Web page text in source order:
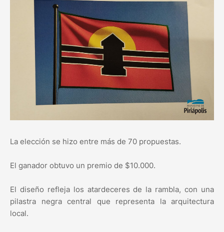
La elección se hizo entre más de 70 propuestas.
El ganador obtuvo un premio de $10.000.
El diseño refleja los atardeceres de la rambla, con una
pilastra negra central que representa la arquitectura
local.